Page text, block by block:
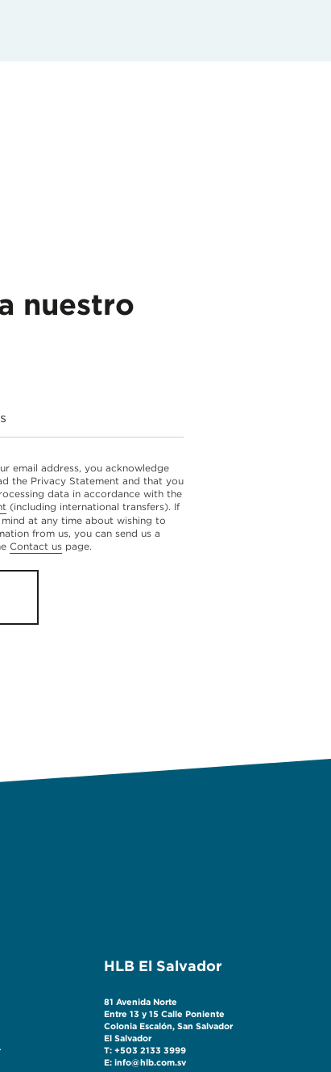
nuestro
email address, you acknowledge
the Privacy Statement and that you
data in accordance with the
(including international transfers). If
at any time about wishing to
from us, you can send us a
Contact us page.
HLB El Salvador
81 Avenida Norte
Entre 13 y 15 Calle Poniente
Colonia Escalón, San Salvador
El Salvador
T: +503 2133 3999
E: info@hlb.com.sv